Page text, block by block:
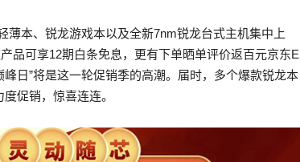
薄本、锐龙游戏本以及全新7nm锐龙台式主机集中上
品可享12期白条免息，更有下单晒单评价返百元京东E
日”将是这一轮促销季的高潮。届时，多个爆款锐龙本
促销，惊喜连连。